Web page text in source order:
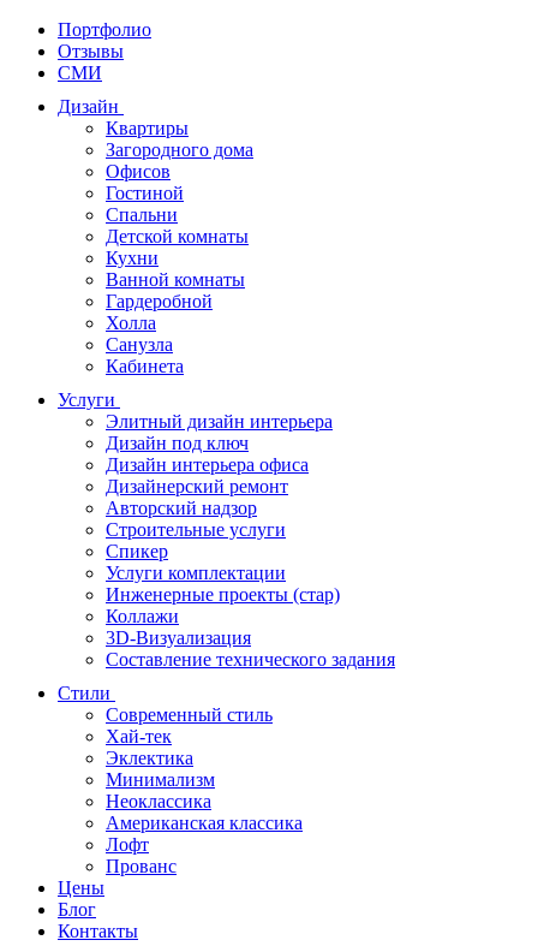
Портфолио
Отзывы
СМИ
Дизайн
Квартиры
Загородного дома
Офисов
Гостиной
Спальни
Детской комнаты
Кухни
Ванной комнаты
Гардеробной
Холла
Санузла
Кабинета
Услуги
Элитный дизайн интерьера
Дизайн под ключ
Дизайн интерьера офиса
Дизайнерский ремонт
Авторский надзор
Строительные услуги
Спикер
Услуги комплектации
Инженерные проекты (стар)
Коллажи
3D-Визуализация
Составление технического задания
Стили
Современный стиль
Хай-тек
Эклектика
Минимализм
Неоклассика
Американская классика
Лофт
Прованс
Цены
Блог
Контакты